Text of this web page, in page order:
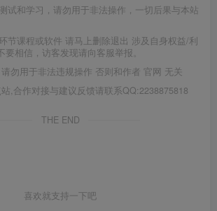
试和学习，请勿用于非法操作，一切后果与本站
节课程或软件 请马上删除退出 涉及自身权益/利
相信，访客发现请向客服举报。
勿用于非法违规操作 否则和作者 官网 无关
,合作对接与建议反馈请联系QQ:2238875818
THE END
喜欢就支持一下吧